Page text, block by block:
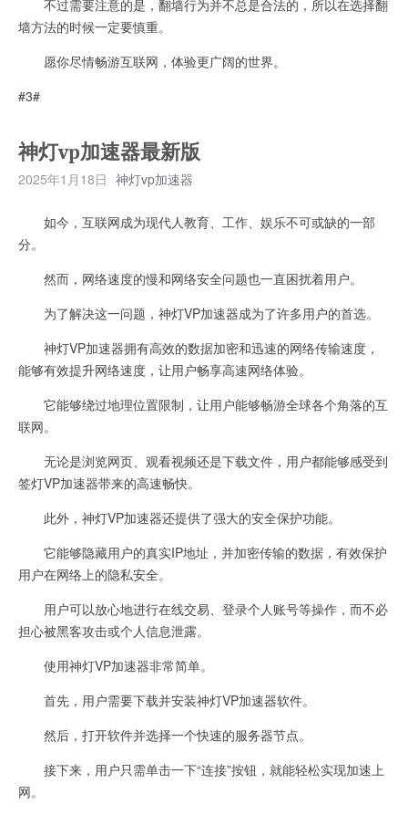
不过需要注意的是，翻墙行为并不总是合法的，所以在选择翻
墙方法的时候一定要慎重。
愿你尽情畅游互联网，体验更广阔的世界。
#3#
神灯vp加速器最新版
2025年1月18日 神灯vp加速器
如今，互联网成为现代人教育、工作、娱乐不可或缺的一部
分。
然而，网络速度的慢和网络安全问题也一直困扰着用户。
为了解决这一问题，神灯VP加速器成为了许多用户的首选。
神灯VP加速器拥有高效的数据加密和迅速的网络传输速度，
能够有效提升网络速度，让用户畅享高速网络体验。
它能够绕过地理位置限制，让用户能够畅游全球各个角落的互
联网。
无论是浏览网页、观看视频还是下载文件，用户都能够感受到
签灯VP加速器带来的高速畅快。
此外，神灯VP加速器还提供了强大的安全保护功能。
它能够隐藏用户的真实IP地址，并加密传输的数据，有效保护
用户在网络上的隐私安全。
用户可以放心地进行在线交易、登录个人账号等操作，而不必
担心被黑客攻击或个人信息泄露。
使用神灯VP加速器非常简单。
首先，用户需要下载并安装神灯VP加速器软件。
然后，打开软件并选择一个快速的服务器节点。
接下来，用户只需单击一下“连接”按钮，就能轻松实现加速上
网。